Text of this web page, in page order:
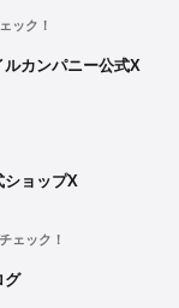
ック！
ルカンパニー公式X
ショップX
ェック！
グ